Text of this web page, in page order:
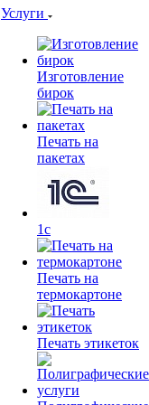
Услуги
Изготовление
бирок
Печать на
пакетах
1c
Печать на
термокартоне
Печать этикеток